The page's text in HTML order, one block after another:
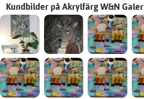
Kundbilder på Akrylfärg W&N